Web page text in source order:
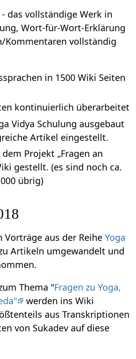
- das vollständige Werk in
Wort-für-Wort-Erklärung
Kommentaren vollständig
in 1500 Wiki Seiten
kontinuierlich überarbeitet
Vidya Schulung ausgebaut
Artikel eingestellt.
Projekt „Fragen an
gestellt. (es sind noch ca.
übrig)
Vorträge aus der ReiheYoga
Artikeln umgewandelt und
Thema "Fragen zu Yoga,
werden ins Wiki
aus Transkriptionen
von Sukadev auf diese